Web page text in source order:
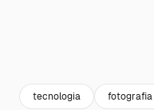
tecnologia fotografia